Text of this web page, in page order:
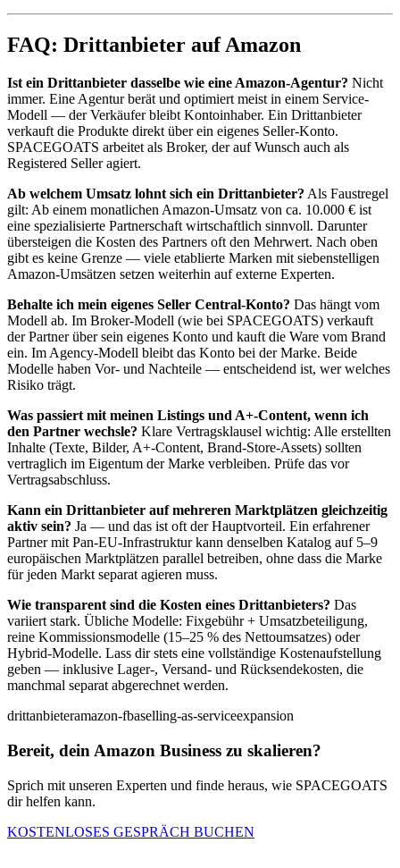
FAQ: Drittanbieter auf Amazon
Ist ein Drittanbieter dasselbe wie eine Amazon-Agentur? Nicht
immer. Eine Agentur berät und optimiert meist in einem Service-
Modell — der Verkäufer bleibt Kontoinhaber. Ein Drittanbieter
verkauft die Produkte direkt über ein eigenes Seller-Konto.
SPACEGOATS arbeitet als Broker, der auf Wunsch auch als
Registered Seller agiert.
Ab welchem Umsatz lohnt sich ein Drittanbieter? Als Faustregel
gilt: Ab einem monatlichen Amazon-Umsatz von ca. 10.000 € ist
eine spezialisierte Partnerschaft wirtschaftlich sinnvoll. Darunter
übersteigen die Kosten des Partners oft den Mehrwert. Nach oben
gibt es keine Grenze — viele etablierte Marken mit siebenstelligen
Amazon-Umsätzen setzen weiterhin auf externe Experten.
Behalte ich mein eigenes Seller Central-Konto? Das hängt vom
Modell ab. Im Broker-Modell (wie bei SPACEGOATS) verkauft
der Partner über sein eigenes Konto und kauft die Ware vom Brand
ein. Im Agency-Modell bleibt das Konto bei der Marke. Beide
Modelle haben Vor- und Nachteile — entscheidend ist, wer welches
Risiko trägt.
Was passiert mit meinen Listings und A+-Content, wenn ich
den Partner wechsle? Klare Vertragsklausel wichtig: Alle erstellten
Inhalte (Texte, Bilder, A+-Content, Brand-Store-Assets) sollten
vertraglich im Eigentum der Marke verbleiben. Prüfe das vor
Vertragsabschluss.
Kann ein Drittanbieter auf mehreren Marktplätzen gleichzeitig
aktiv sein? Ja — und das ist oft der Hauptvorteil. Ein erfahrener
Partner mit Pan-EU-Infrastruktur kann denselben Katalog auf 5–9
europäischen Marktplätzen parallel betreiben, ohne dass die Marke
für jeden Markt separat agieren muss.
Wie transparent sind die Kosten eines Drittanbieters? Das
variiert stark. Übliche Modelle: Fixgebühr + Umsatzbeteiligung,
reine Kommissionsmodelle (15–25 % des Nettoumsatzes) oder
Hybrid-Modelle. Lass dir stets eine vollständige Kostenaufstellung
geben — inklusive Lager-, Versand- und Rücksendekosten, die
manchmal separat abgerechnet werden.
drittanbieteramazon-fbaselling-as-serviceexpansion
Bereit, dein Amazon Business zu skalieren?
Sprich mit unseren Experten und finde heraus, wie SPACEGOATS
dir helfen kann.
KOSTENLOSES GESPRÄCH BUCHEN